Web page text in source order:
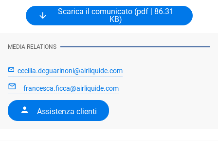
Scarica il comunicato (pdf | 86.31
KB)
MEDIA RELATIONS
cecilia.deguarinoni@airliquide.com
francesca.ficca@airliquide.com
Assistenza clienti